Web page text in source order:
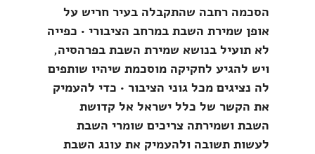
הסכמה רחבה שהתקבלה בעיר חריש על
אופן שמירת השבת במרחב הציבורי • כפייה
לא תועיל בנושא שמירת השבת בפרהסיה,
ויש להגיע לחקיקה מוסכמת שיהיו שותפים
לה נציגים מכל גוני הציבור • כדי להעמיק
את הקשר של כלל ישראל אל קדושת
השבת ושמירתה צריכים שומרי השבת
לעשות תשובה ולהעמיק את עונג השבת